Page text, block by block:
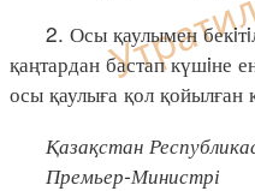
2. Осы қаулымен
қаңтардан бастап күшiне
осы қаулыға қол
Қазақстан
Премьер-Министрі